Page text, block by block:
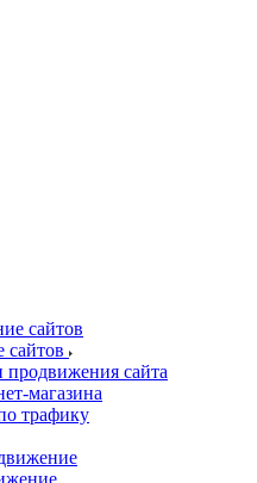
сайтов
продвижения сайта
магазина
трафику